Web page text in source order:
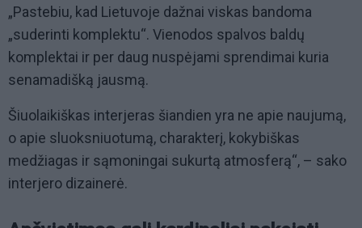
„Pastebiu, kad Lietuvoje dažnai viskas bandoma
„suderinti komplektu“. Vienodos spalvos baldų
komplektai ir per daug nuspėjami sprendimai kuria
senamadišką jausmą.
Šiuolaikiškas interjeras šiandien yra ne apie naujumą,
o apie sluoksniuotumą, charakterį, kokybiškas
medžiagas ir sąmoningai sukurtą atmosferą“, – sako
interjero dizainerė.